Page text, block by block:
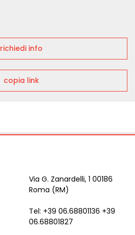
richiedi info
copia link
Via G. Zanardelli, 1 00186
Roma (RM)
Tel: +39 06.68801136 +39
06.68801827